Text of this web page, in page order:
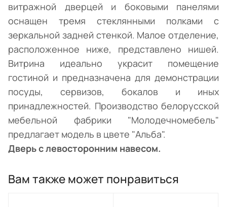
витражной дверцей и боковыми панелями
оснащен тремя стеклянными полками с
зеркальной задней стенкой. Малое отделение,
расположенное ниже, представлено нишей.
Витрина идеально украсит помещение
гостиной и предназначена для демонстрации
посуды, сервизов, бокалов и иных
принадлежностей. Производство белорусской
мебельной фабрики "Молодечномебель"
предлагает модель в цвете "Альба".
Дверь с левосторонним навесом.
Вам также может понравиться